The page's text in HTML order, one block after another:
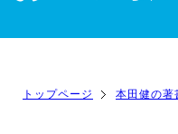
トップページ 本田健の著